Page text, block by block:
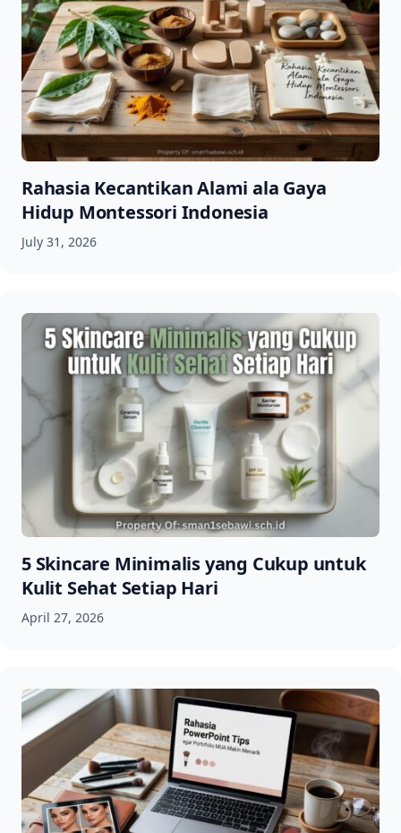
Rahasia Kecantikan Alami ala Gaya
Hidup Montessori Indonesia
July 31, 2026
5 Skincare Minimalis yang Cukup untuk
Kulit Sehat Setiap Hari
April 27, 2026